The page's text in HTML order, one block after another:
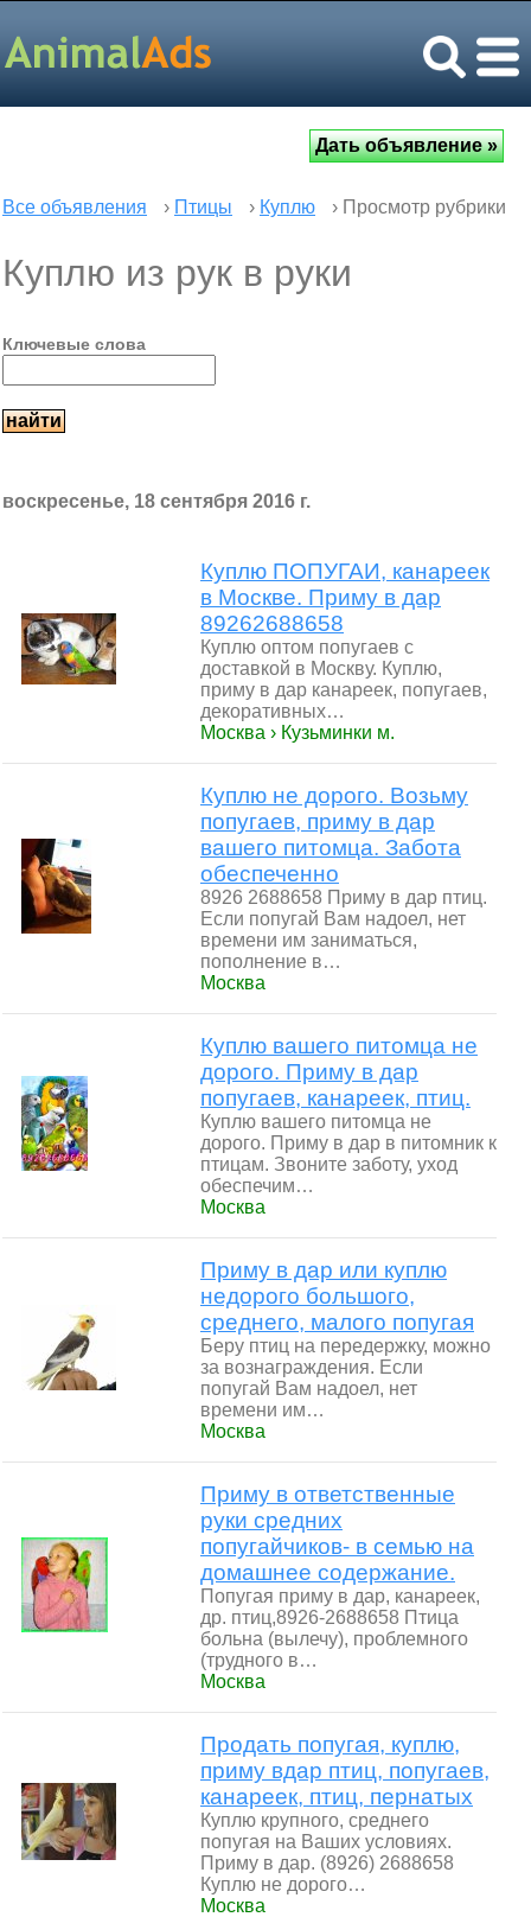
Все объявления › Птицы › Куплю › Просмотр рубрики
Куплю из рук в руки
Ключевые слова
воскресенье, 18 сентября 2016 г.
Куплю ПОПУГАИ, канареек
в Москве. Приму в дар
89262688658
Куплю оптом попугаев с
доставкой в Москву. Куплю,
приму в дар канареек, попугаев,
декоративных…
Москва › Кузьминки м.
Куплю не дорого. Возьму
попугаев, приму в дар
вашего питомца. Забота
обеспеченно
8926 2688658 Приму в дар птиц.
Если попугай Вам надоел, нет
времени им заниматься,
пополнение в…
Москва
Куплю вашего питомца не
дорого. Приму в дар
попугаев, канареек, птиц.
Куплю вашего питомца не
дорого. Приму в дар в питомник к
птицам. Звоните заботу, уход
обеспечим…
Москва
Приму в дар или куплю
недорого большого,
среднего, малого попугая
Беру птиц на передержку, можно
за вознаграждения. Если
попугай Вам надоел, нет
времени им…
Москва
Приму в ответственные
руки средних
попугайчиков- в семью на
домашнее содержание.
Попугая приму в дар, канареек,
др. птиц,8926-2688658 Птица
больна (вылечу), проблемного
(трудного в…
Москва
Продать попугая, куплю,
приму вдар птиц, попугаев,
канареек, птиц, пернатых
Куплю крупного, среднего
попугая на Ваших условиях.
Приму в дар. (8926) 2688658
Куплю не дорого…
Москва